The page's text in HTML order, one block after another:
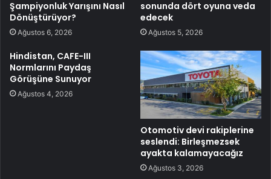
Şampiyonluk Yarışını Nasıl
Dönüştürüyor?
Ağustos 6, 2026
sonunda dört oyuna veda
edecek
Ağustos 5, 2026
Hindistan, CAFE-III
Normlarını Paydaş
Görüşüne Sunuyor
Ağustos 4, 2026
Otomotiv devi rakiplerine
seslendi: Birleşmezsek
ayakta kalamayacağız
Ağustos 3, 2026